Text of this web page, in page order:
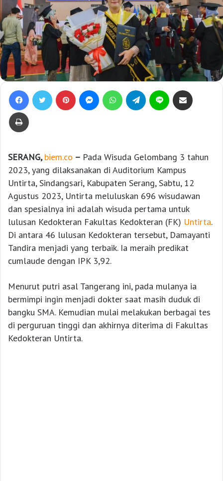
SERANG,biem.co – Pada Wisuda Gelombang 3 tahun
2023, yang dilaksanakan di Auditorium Kampus
Untirta, Sindangsari, Kabupaten Serang, Sabtu, 12
Agustus 2023, Untirta meluluskan 696 wisudawan
dan spesialnya ini adalah wisuda pertama untuk
lulusan Kedokteran Fakultas Kedokteran (FK) Untirta.
Di antara 46 lulusan Kedokteran tersebut, Damayanti
Tandira menjadi yang terbaik. Ia meraih predikat
cumlaude dengan IPK 3,92.
Menurut putri asal Tangerang ini, pada mulanya ia
bermimpi ingin menjadi dokter saat masih duduk di
bangku SMA. Kemudian mulai melakukan berbagai tes
di perguruan tinggi dan akhirnya diterima di Fakultas
Kedokteran Untirta.